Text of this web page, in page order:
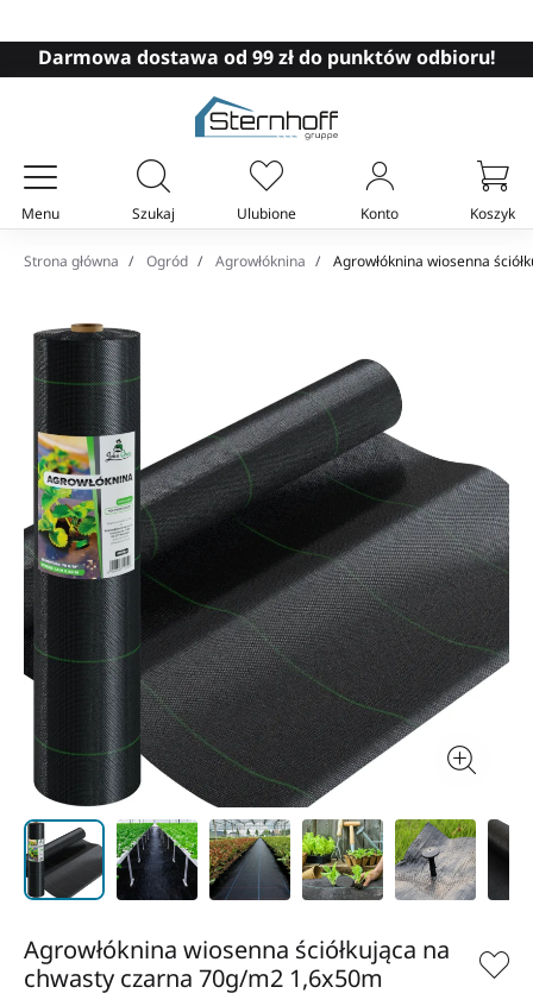
Darmowa dostawa od 99 zł do punktów odbioru!
Menu Szukaj Ulubione Konto Koszyk
Agrowłóknina wiosenna ściółkująca na
chwasty czarna 70g/m2 1,6x50m